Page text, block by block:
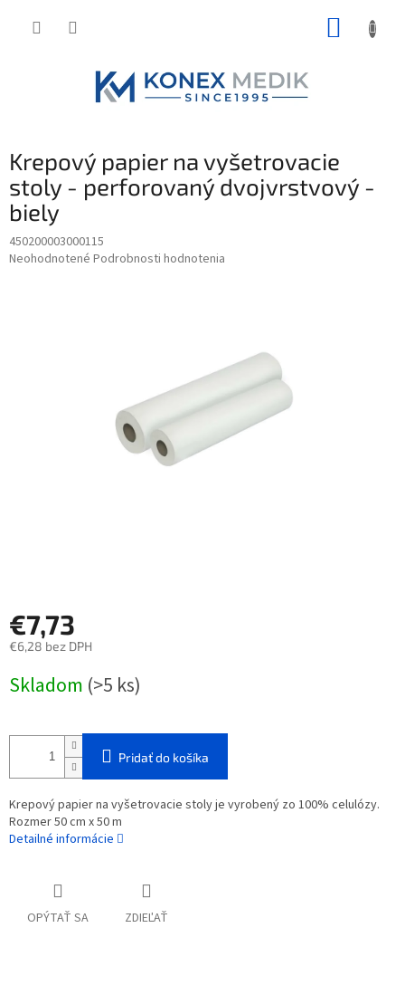
Krepový papier na vyšetrovacie
stoly - perforovaný dvojvrstvový -
biely
450200003000115
Priemerné
Neohodnotené Podrobnosti hodnotenia
€7,73
€6,28 bez DPH
cena:
Skladom (>5 ks)
Pridať do košíka
Krepový papier na vyšetrovacie stoly je vyrobený zo 100% celulózy.
Rozmer 50 cm x 50 m
Detailné informácie
OPÝTAŤ SA ZDIEĽAŤ